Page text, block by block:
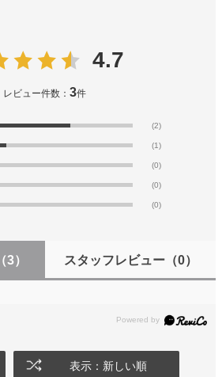
4.7
レビュー件数：3件
(2)
(1)
(0)
(0)
(0)
（3） スタッフレビュー（0）
表示：新しい順